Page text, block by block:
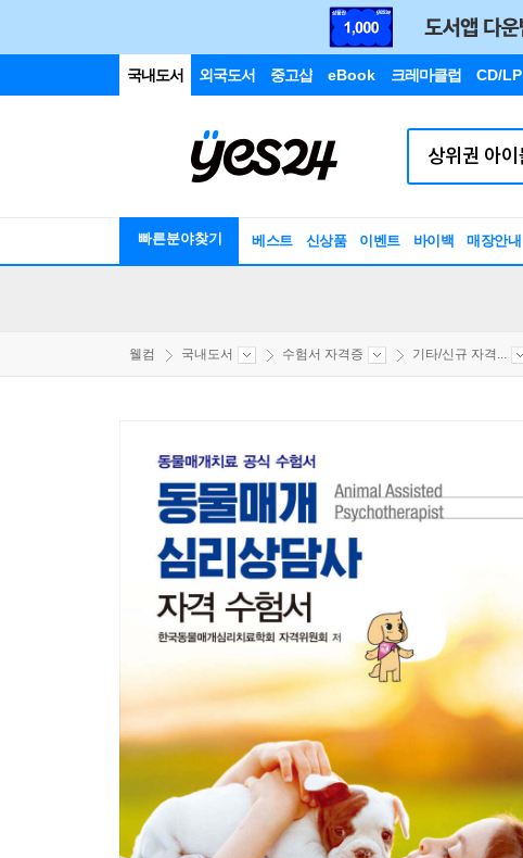
국내도서 외국도서 중고샵 eBook 크레마클럽 CD/LP
빠른분야찾기 베스트 신상품 이벤트 바이백 매장안내
웰컴 국내도서 수험서 자격증 기타/신규 자격...